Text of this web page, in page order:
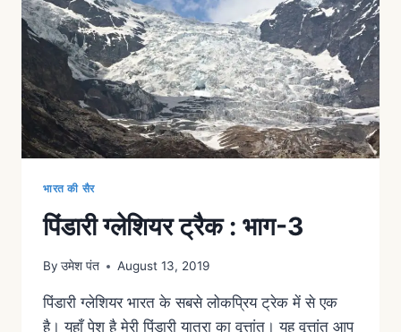
भारत की सैर
पिंडारी ग्लेशियर ट्रैक : भाग-3
By उमेश पंत August 13, 2019
पिंडारी ग्लेशियर भारत के सबसे लोकप्रिय ट्रेक में से एक
है। यहाँ पेश है मेरी पिंडारी यात्रा का वृत्तांत। यह वृत्तांत आप